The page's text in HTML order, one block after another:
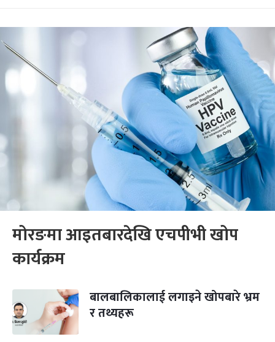
मोरङमा आइतबारदेखि एचपीभी खोप
कार्यक्रम
बालबालिकालाई लगाइने खोपबारे भ्रम
र तथ्यहरू